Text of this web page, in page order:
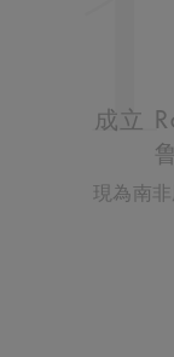
成立
現為南